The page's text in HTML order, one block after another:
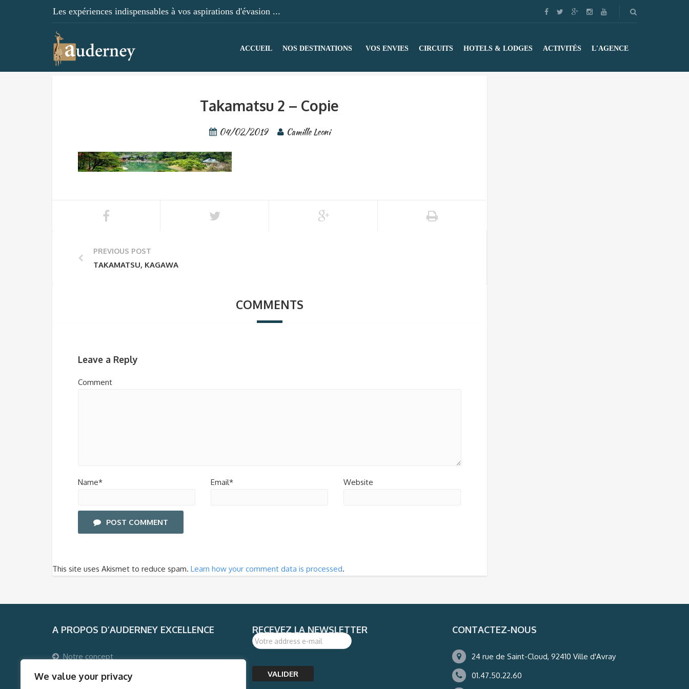
We value your privacy
Les expériences indispensables à vos aspirations d'évasion ...
ACCUEIL NOS DESTINATIONS VOS ENVIES CIRCUITS HOTELS & LODGES ACTIVITÉS L'AGENCE
Takamatsu 2 – Copie
04/02/2019 Camille Leoni
PREVIOUS POST
TAKAMATSU, KAGAWA
COMMENTS
Leave a Reply
Comment
Name* Email* Website
POST COMMENT
This site uses Akismet to reduce spam. Learn how your comment data is processed.
A PROPOS D’AUDERNEY EXCELLENCE
Notre concept
Pourquoi voyager avec Auderney Excellence ?
Qui sommes-nous ?
RECEVEZ LA NEWSLETTER CONTACTEZ-NOUS
24 rue de Saint-Cloud, 92410 Ville d'Avray
01.47.50.22.60